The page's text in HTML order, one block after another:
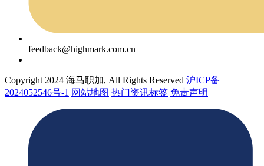
feedback@highmark.com.cn
Copyright 2024 海马职加, All Rights Reserved 沪ICP备
2024052546号-1 网站地图 热门资讯标签 免责声明